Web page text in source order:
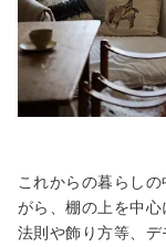
これからの暮らし
がら、棚の上を中
法則や飾り方等、